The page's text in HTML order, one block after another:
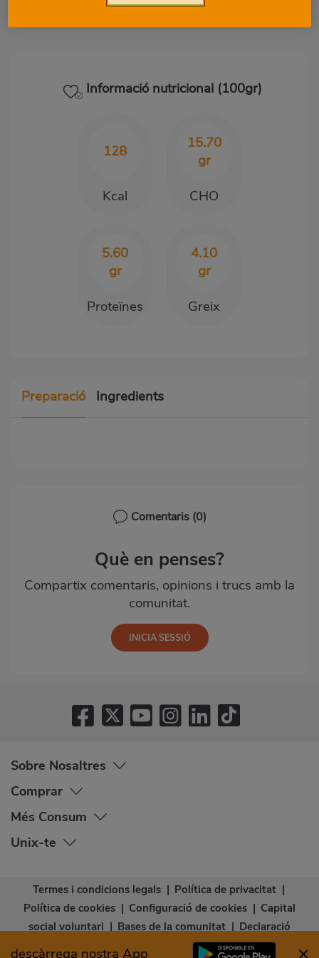
Informació nutricional (100gr)
128
Kcal
15.70
gr
CHO
5.60
gr
Proteïnes
4.10
gr
Greix
Preparació Ingredients
Comentaris (0)
Què en penses?
Compartix comentaris, opinions i trucs amb la
comunitat.
Sobre Nosaltres
Comprar
Més Consum
Unix-te
descàrrega nostra App
Termes i condicions legals | Política de privacitat |
Política de cookies | Configuració de cookies | Capital
social voluntari | Bases de la comunitat | Declaració
d’accessibilitat